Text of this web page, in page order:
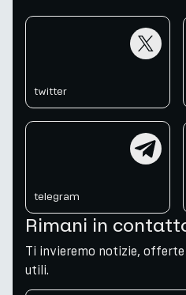
twitter
telegram
Rimani in
Ti invieremo notizie,
utili.